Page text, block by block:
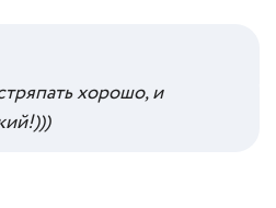
хорошо, и